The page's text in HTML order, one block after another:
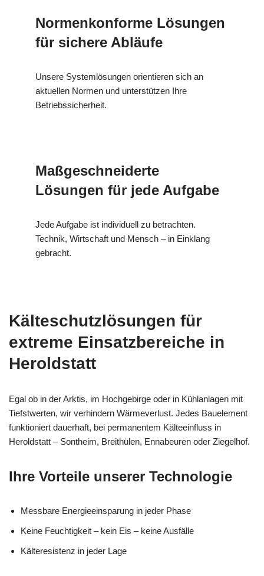
Normenkonforme Lösungen
für sichere Abläufe
Unsere Systemlösungen orientieren sich an
aktuellen Normen und unterstützen Ihre
Betriebssicherheit.
Maßgeschneiderte
Lösungen für jede Aufgabe
Jede Aufgabe ist individuell zu betrachten.
Technik, Wirtschaft und Mensch – in Einklang
gebracht.
Kälteschutzlösungen für
extreme Einsatzbereiche in
Heroldstatt
Egal ob in der Arktis, im Hochgebirge oder in Kühlanlagen mit
Tiefstwerten, wir verhindern Wärmeverlust. Jedes Bauelement
funktioniert dauerhaft, bei permanentem Kälteeinfluss in
Heroldstatt – Sontheim, Breithülen, Ennabeuren oder Ziegelhof.
Ihre Vorteile unserer Technologie
Messbare Energieeinsparung in jeder Phase
Keine Feuchtigkeit – kein Eis – keine Ausfälle
Kälteresistenz in jeder Lage